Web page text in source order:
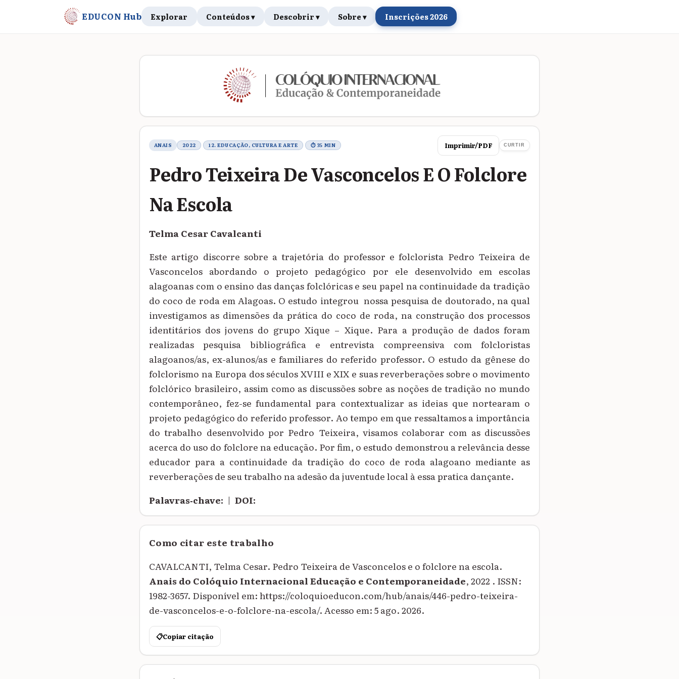
EDUCON Hub Explorar Conteúdos ▾ Descobrir ▾ Sobre ▾ Inscrições 2026
ANAIS 2022 12. EDUCAÇÃO, CULTURA E ARTE ⏱ 35 MIN Imprimir/PDF CURTIR
Pedro Teixeira De Vasconcelos E O Folclore
Na Escola
Telma Cesar Cavalcanti
Este artigo discorre sobre a trajetória do professor e folclorista Pedro Teixeira de
Vasconcelos abordando o projeto pedagógico por ele desenvolvido em escolas
alagoanas com o ensino das danças folclóricas e seu papel na continuidade da tradição
do coco de roda em Alagoas. O estudo integrou nossa pesquisa de doutorado, na qual
investigamos as dimensões da prática do coco de roda, na construção dos processos
identitários dos jovens do grupo Xique – Xique. Para a produção de dados foram
realizadas pesquisa bibliográfica e entrevista compreensiva com folcloristas
alagoanos/as, ex-alunos/as e familiares do referido professor. O estudo da gênese do
folclorismo na Europa dos séculos XVIII e XIX e suas reverberações sobre o movimento
folclórico brasileiro, assim como as discussões sobre as noções de tradição no mundo
contemporâneo, fez-se fundamental para contextualizar as ideias que nortearam o
projeto pedagógico do referido professor. Ao tempo em que ressaltamos a importância
do trabalho desenvolvido por Pedro Teixeira, visamos colaborar com as discussões
acerca do uso do folclore na educação. Por fim, o estudo demonstrou a relevância desse
educador para a continuidade da tradição do coco de roda alagoano mediante as
reverberações de seu trabalho na adesão da juventude local à essa pratica dançante.
Palavras‑chave: | DOI:
Como citar este trabalho
CAVALCANTI, Telma Cesar. Pedro Teixeira de Vasconcelos e o folclore na escola.
Anais do Colóquio Internacional Educação e Contemporaneidade, 2022 . ISSN:
1982-3657. Disponível em: https://coloquioeducon.com/hub/anais/446-pedro-teixeira-
de-vasconcelos-e-o-folclore-na-escola/. Acesso em: 5 ago. 2026.
📋Copiar citação